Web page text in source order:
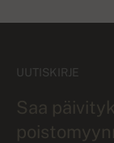
UUTISKIRJE
Saa